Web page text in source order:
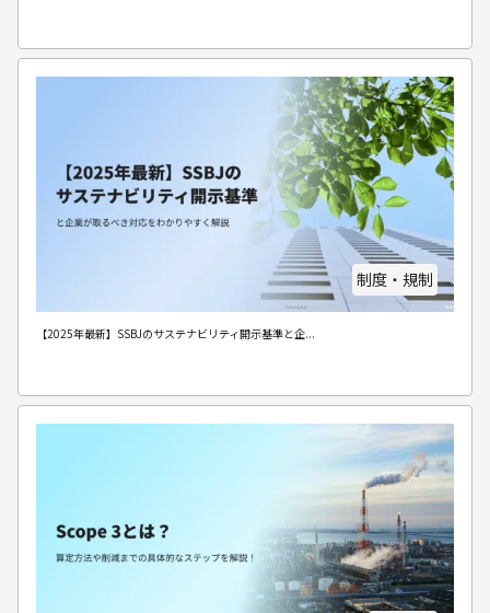
制度・規制
【2025年最新】SSBJのサステナビリティ開示基準と企...